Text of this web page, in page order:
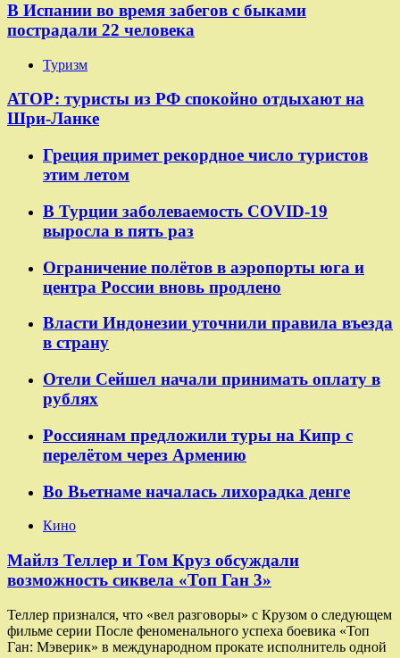
В Испании во время забегов с быками
пострадали 22 человека
Туризм
АТОР: туристы из РФ спокойно отдыхают на
Шри-Ланке
Греция примет рекордное число туристов
этим летом
В Турции заболеваемость COVID-19
выросла в пять раз
Ограничение полётов в аэропорты юга и
центра России вновь продлено
Власти Индонезии уточнили правила въезда
в страну
Отели Сейшел начали принимать оплату в
рублях
Россиянам предложили туры на Кипр с
перелётом через Армению
Во Вьетнаме началась лихорадка денге
Кино
Майлз Теллер и Том Круз обсуждали
возможность сиквела «Топ Ган 3»
Теллер признался, что «вел разговоры» с Крузом о следующем
фильме серии После феноменального успеха боевика «Топ
Ган: Мэверик» в международном прокате исполнитель одной